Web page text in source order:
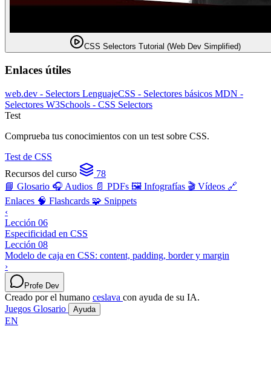
CSS Selectors Tutorial (Web Dev Simplified)
Enlaces útiles
web.dev - Selectors LenguajeCSS - Selectores básicos MDN -
Selectores W3Schools - CSS Selectors
Test
Comprueba tus conocimientos con un test sobre CSS.
Test de CSS
Recursos del curso
78
📘 Glosario 🎧 Audios 📄 PDFs 🖼️ Infografías 🎬 Vídeos 🔗
Enlaces 🧠 Flashcards 🧩 Snippets
‹
Lección 06
Especificidad en CSS
Lección 08
Modelo de caja en CSS: content, padding, border y margin
›
Profe Dev
Creado por el humano ceslava con ayuda de su IA.
Juegos Glosario Ayuda
EN